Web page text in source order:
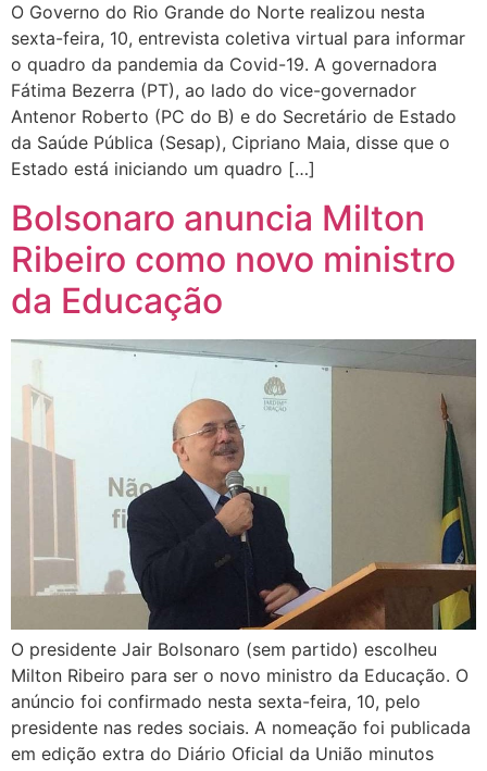
O Governo do Rio Grande do Norte realizou nesta
sexta-feira, 10, entrevista coletiva virtual para informar
o quadro da pandemia da Covid-19. A governadora
Fátima Bezerra (PT), ao lado do vice-governador
Antenor Roberto (PC do B) e do Secretário de Estado
da Saúde Pública (Sesap), Cipriano Maia, disse que o
Estado está iniciando um quadro […]
Bolsonaro anuncia Milton
Ribeiro como novo ministro
da Educação
O presidente Jair Bolsonaro (sem partido) escolheu
Milton Ribeiro para ser o novo ministro da Educação. O
anúncio foi confirmado nesta sexta-feira, 10, pelo
presidente nas redes sociais. A nomeação foi publicada
em edição extra do Diário Oficial da União minutos